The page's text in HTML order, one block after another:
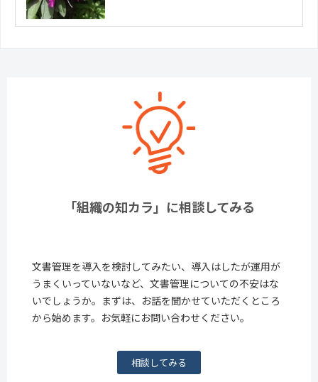
「組織の知カラ」に相談してみる
文書管理を導入を検討してみたい、導入はしたが運用が
うまくいっていないなど、文書管理についての不安はな
いでしょうか。まずは、お話を聞かせていただくところ
から始めます。お気軽にお問い合わせください。
相談してみる